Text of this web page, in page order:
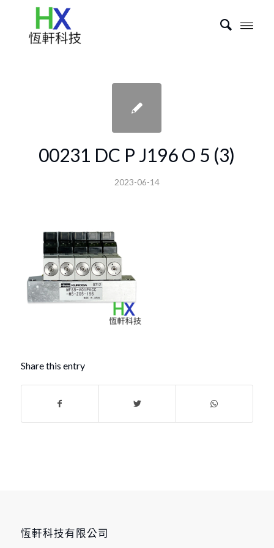
00231 DC P J196 O 5 (3)
2023-06-14
Share this entry
恆軒科技有限公司